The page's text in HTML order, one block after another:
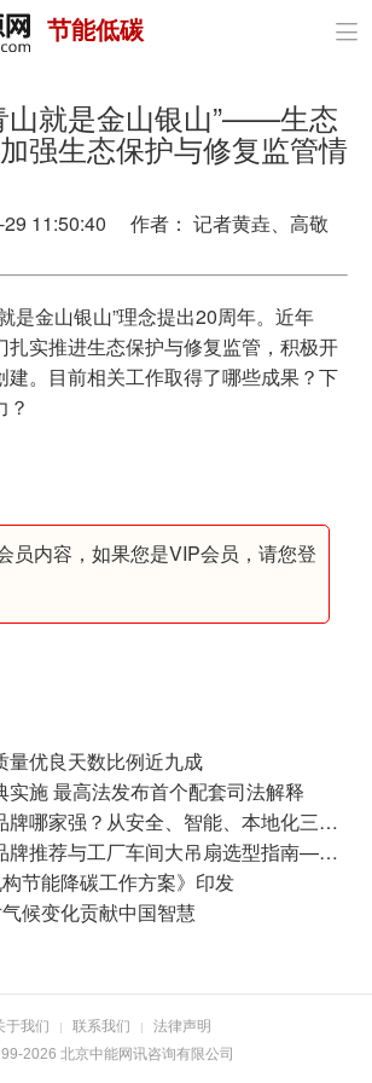
首页
政策与经济
油气
煤炭
电力
新能源
节能环保
节能低碳 
山就是金山银山”——生态
强生态保护与修复监管情
11:50:40 作者： 记者黄垚、高敬
是金山银山”理念提出20周年。近年
扎实推进生态保护与修复监管，积极开
建。目前相关工作取得了哪些成果？下
？
员内容，如果您是VIP会员，请您登
量优良天数比例近九成
实施 最高法发布首个配套司法解释
广东工业大风扇品牌哪家强？从安全、智能、本地化三个维度看开勒环境广东分部
江苏工业大风扇品牌推荐与工厂车间大吊扇选型指南——开勒环境江苏分部本地化服务解析
构节能降碳工作方案》印发
候变化贡献中国智慧
于我们 | 联系我们 |
法律声明
2026 北京中能网讯咨询有限公司